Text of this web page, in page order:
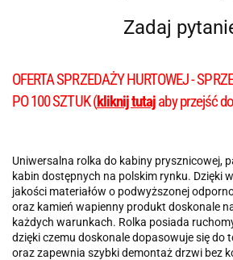
Zadaj
OFERTA SPRZEDAŻY HURTOWEJ -
PO 100 SZTUK (kliknij tutajaby przejść
Uniwersalna rolka do kabiny prysznicowej,
kabin dostępnych na polskim rynku. Dzięki
jakości materiałów o podwyższonej
oraz kamień wapienny produkt doskonale
każdych warunkach. Rolka posiada
dzięki czemu doskonale dopasowuje się do
oraz zapewnia szybki demontaż drzwi bez